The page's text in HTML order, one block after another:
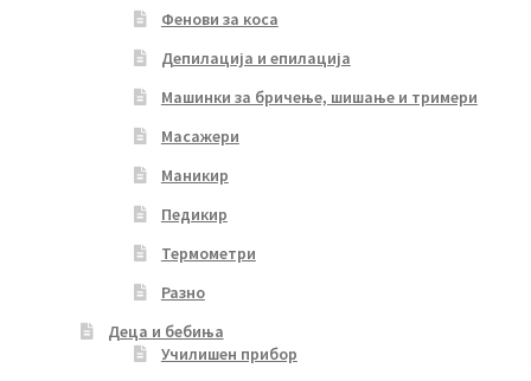
Фенови за коса
Депилација и епилација
Машинки за бричење, шишање и тримери
Масажери
Маникир
Педикир
Термометри
Разно
Деца и бебиња
Училишен прибор